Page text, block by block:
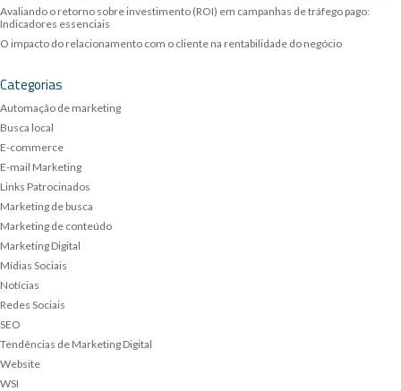
Avaliando o retorno sobre investimento (ROI) em campanhas de tráfego pago:
Indicadores essenciais
O impacto do relacionamento com o cliente na rentabilidade do negócio
Categorias
Automação de marketing
Busca local
E-commerce
E-mail Marketing
Links Patrocinados
Marketing de busca
Marketing de conteúdo
Marketing Digital
Mídias Sociais
Notícias
Redes Sociais
SEO
Tendências de Marketing Digital
Website
WSI